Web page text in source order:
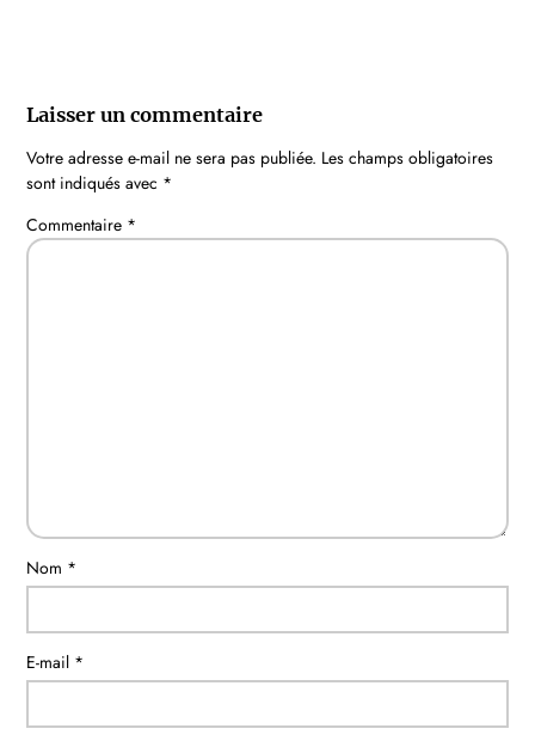
Laisser un commentaire
Votre adresse e-mail ne sera pas publiée. Les champs obligatoires
sont indiqués avec *
Commentaire *
Nom *
E-mail *